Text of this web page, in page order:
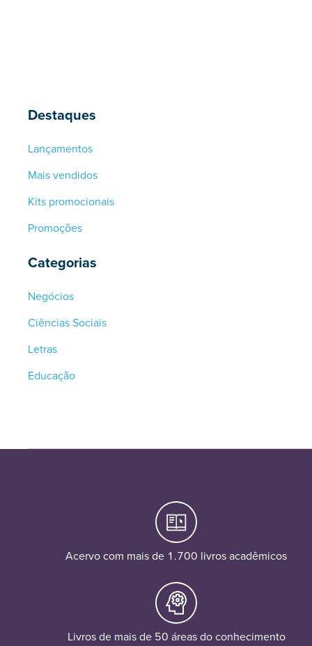
Destaques
Lançamentos
Mais vendidos
Kits promocionais
Promoções
Categorias
Negócios
Ciências Sociais
Letras
Educação
Acervo com mais de 1.700 livros acadêmicos
Livros de mais de 50 áreas do conhecimento